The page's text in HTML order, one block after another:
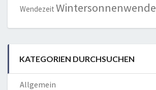
Wendezeit Wintersonnenwende
KATEGORIEN DURCHSUCHEN
Allgemein